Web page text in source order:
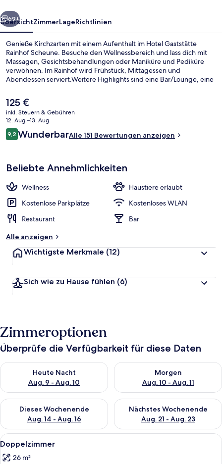
Weiter
69+
ÜbersichtZimmerLageRichtlinien
Genieße Kirchzarten mit einem Aufenthalt im Hotel Gaststätte
Rainhof Scheune. Besuche den Wellnessbereich und lass dich mit
Massagen, Gesichtsbehandlungen oder Maniküre und Pediküre
verwöhnen. Im Rainhof wird Frühstück, Mittagessen und
Abendessen serviert.Weitere Highlights sind eine Bar/Lounge, eine
Der
aktuelle
Preis
beträgt
125 €.
125 €
inkl. Steuern & Gebühren
12. Aug.–13. Aug.
Bewertungen
9,29,2 von 10.
WunderbarAlle 151 Bewertungen anzeigen
Beliebte Annehmlichkeiten
Wellness
Haustiere erlaubt
Kostenlose Parkplätze
Kostenloses WLAN
Restaurant
Bar
Alle anzeigen
Wichtigste Merkmale (12)
Sich wie zu Hause fühlen (6)
Zimmeroptionen
Überprüfe die Verfügbarkeit für diese Daten
Heute Nacht
Aug. 9 - Aug. 10
Überprüfe die Verfügbarkeit für heute Nacht, Aug. 9 - Aug.
Morgen
Aug. 10 - Aug. 11
Überprüfe die Verfügbarkeit
Dieses Wochenende
Aug. 14 - Aug. 16
Überprüfe die Verfügbarkeit für dieses Wochenende, Aug. 14
Nächstes Wochenende
Aug. 21 - Aug. 23
Überprüfe die Verfügbarkeit
Alle
Fotos
für
Ein Zimmer mit Holzboden, einem
27
Doppelzimmer
26 m²